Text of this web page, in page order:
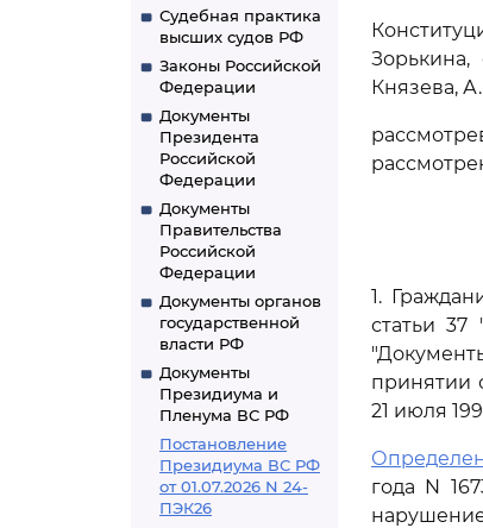
Судебная практика
высших судов РФ
Законы Российской
Федерации
Документы
Президента
Российской
Федерации
Документы
Правительства
Российской
Федерации
Документы органов
государственной
власти РФ
Документы
Президиума и
Пленума ВС РФ
Постановление
Президиума ВС РФ
от 01.07.2026 N 24-
ПЭК26
Князева,
1.
статьи
принятии
21 июля
года N